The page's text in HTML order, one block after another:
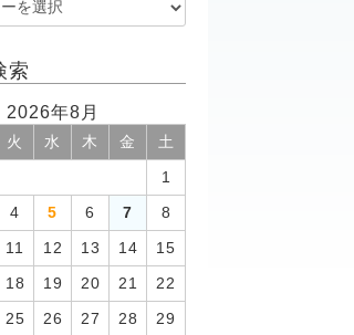
索
2026年8月
火 水 木 金 土
1
4 5 6 7 8
11 12 13 14 15
18 19 20 21 22
25 26 27 28 29